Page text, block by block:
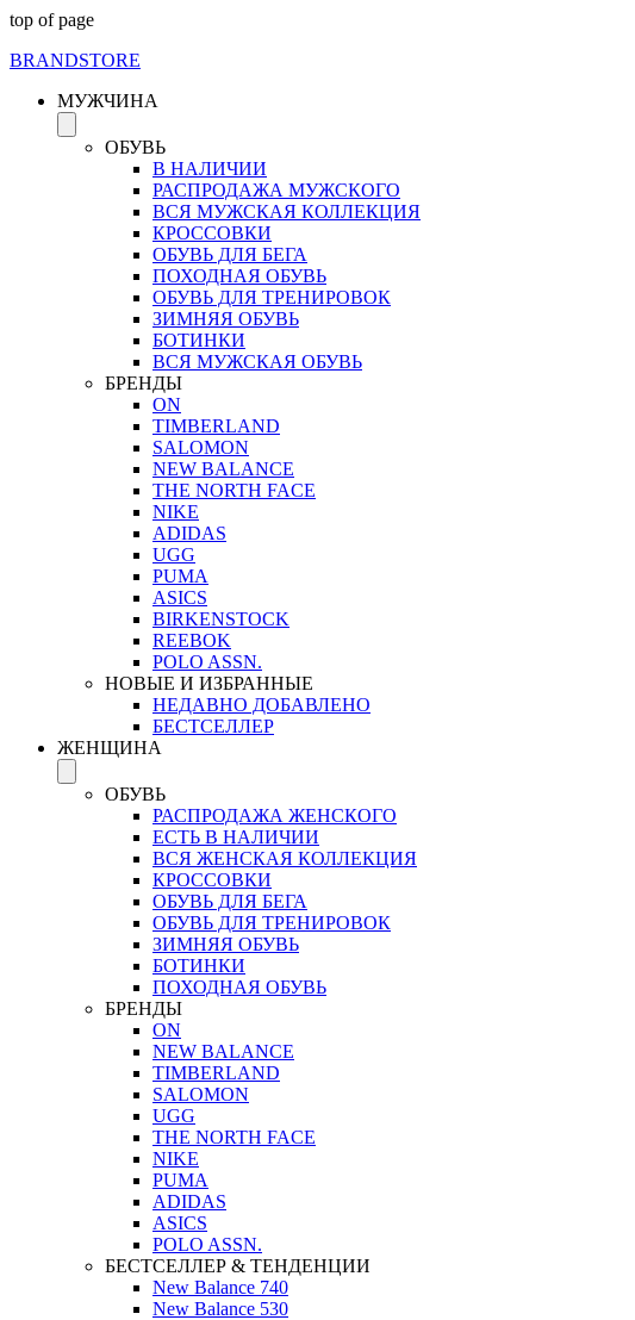
top of page
BRANDSTORE
МУЖЧИНА
ОБУВЬ
В НАЛИЧИИ
РАСПРОДАЖА МУЖСКОГО
ВСЯ МУЖСКАЯ КОЛЛЕКЦИЯ
КРОССОВКИ
ОБУВЬ ДЛЯ БЕГА
ПОХОДНАЯ ОБУВЬ
ОБУВЬ ДЛЯ ТРЕНИРОВОК
ЗИМНЯЯ ОБУВЬ
БОТИНКИ
ВСЯ МУЖСКАЯ ОБУВЬ
БРЕНДЫ
ON
TIMBERLAND
SALOMON
NEW BALANCE
THE NORTH FACE
NIKE
ADIDAS
UGG
PUMA
ASICS
BIRKENSTOCK
REEBOK
POLO ASSN.
НОВЫЕ И ИЗБРАННЫЕ
НЕДАВНО ДОБАВЛЕНО
БЕСТСЕЛЛЕР
ЖЕНЩИНА
ОБУВЬ
РАСПРОДАЖА ЖЕНСКОГО
ЕСТЬ В НАЛИЧИИ
ВСЯ ЖЕНСКАЯ КОЛЛЕКЦИЯ
КРОССОВКИ
ОБУВЬ ДЛЯ БЕГА
ОБУВЬ ДЛЯ ТРЕНИРОВОК
ЗИМНЯЯ ОБУВЬ
БОТИНКИ
ПОХОДНАЯ ОБУВЬ
БРЕНДЫ
ON
NEW BALANCE
TIMBERLAND
SALOMON
UGG
THE NORTH FACE
NIKE
PUMA
ADIDAS
ASICS
POLO ASSN.
БЕСТСЕЛЛЕР & ТЕНДЕНЦИИ
New Balance 740
New Balance 530